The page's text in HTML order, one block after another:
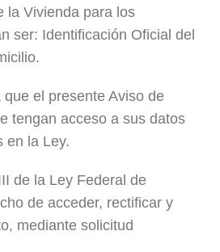
la Vivienda para los
ser: Identificación Oficial del
el presente Aviso de
tengan acceso a sus datos
en la Ley.
de la Ley Federal de
de acceder, rectificar y
mediante solicitud